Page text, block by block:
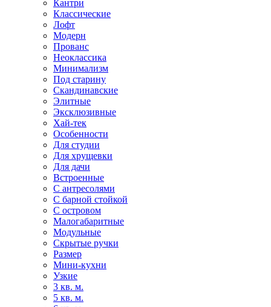
Кантри
Классические
Лофт
Модерн
Прованс
Неоклассика
Минимализм
Под старину
Скандинавские
Элитные
Эксклюзивные
Хай-тек
Особенности
Для студии
Для хрущевки
Для дачи
Встроенные
С антресолями
С барной стойкой
С островом
Малогабаритные
Модульные
Скрытые ручки
Размер
Мини-кухни
Узкие
3 кв. м.
5 кв. м.